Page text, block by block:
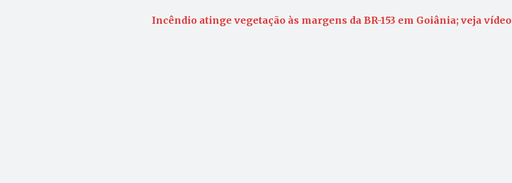
Incêndio atinge vegetação às margens da BR-153 em Goiânia; veja vídeo